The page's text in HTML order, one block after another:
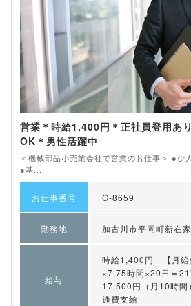
営業＊時給1,400円＊正社員登用あ
OK＊男性活躍中
＜機械部品小売業会社で営業のお仕事＞ ●少
●基...
お仕事番号 G-8659
勤務地 加古川市平岡町新在家
給与
時給1,400円 【月給
×7.75時間×20日＝
17,500円（月10時
通費支給